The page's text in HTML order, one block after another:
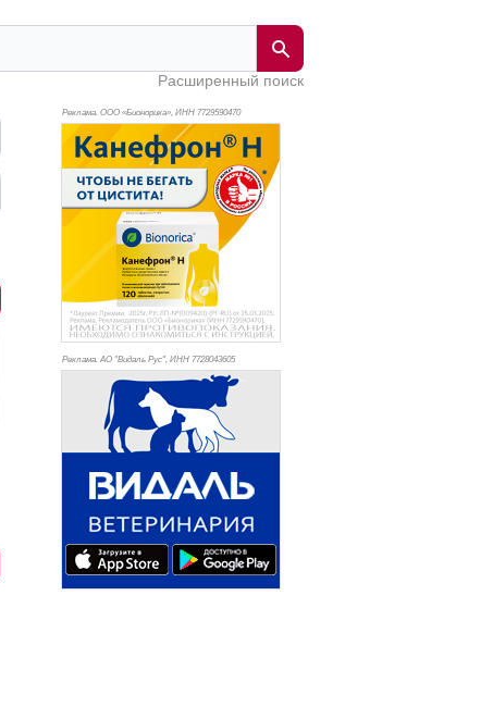
Расширенный поиск
Реклама. ООО «Бионорика», ИНН 7729590470
Реклама. АО "Видаль Рус", ИНН 7728043605